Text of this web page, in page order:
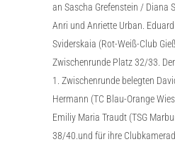
an Sascha Grefenstein / Diana
Anri und Anriette Urban.
Sviderskaia (Rot-Weiß-Club
Zwischenrunde Platz 32/33.
1. Zwischenrunde belegten
Hermann (TC Blau-Orange
Emiliy Maria Traudt (TSG
38/40.und für ihre